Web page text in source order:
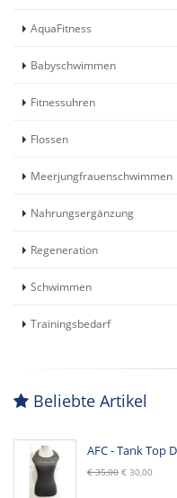
AquaFitness
Babyschwimmen
Fitnessuhren
Flossen
Meerjungfrauenschwimmen
Nahrungsergänzung
Regeneration
Schwimmen
Trainingsbedarf
Beliebte Artikel
AFC - Tank Top
€ 35,00 € 30,00